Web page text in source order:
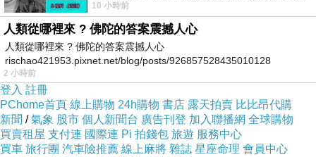
傳說生物列表列出源於傳說或者神話的生物，牠們有些具
有超自然的力量，像中國神話中的龍具有呼風喚雨的能
力，所以人們將其視為鬼神，而不是血肉之軀。也有部份
可能是古代的人們對正常生物的誤解，例如美人魚被現在
的人相信是海洋哺乳動物儒艮 ? 或是傳說中的神話?
罵她施政滿意度輸給陳其邁，甚至還說盧
10 小時前
人類從哪裡來 ? 佛陀的答案震撼人心
人類從哪裡來 ? 佛陀的答案震撼人心
rischao421953.pixnet.net/blog/posts/926857528435010128
2 小時前
登入 註冊
PChome首頁 線上購物 24h購物 書店 露天拍賣 比比昂代購
新聞 /氣象 股市 個人新聞台 廣告刊登 加入聯播網 全球購物
買賣租屋 支付連 國際連 Pi 拍錢包 旅遊 服務中心
買車 旅行團 汽車險推薦 線上麻將 雜誌 星座命理 會員中心